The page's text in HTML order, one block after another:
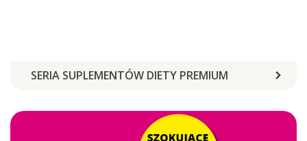
SERIA SUPLEMENTÓW DIETY PREMIUM